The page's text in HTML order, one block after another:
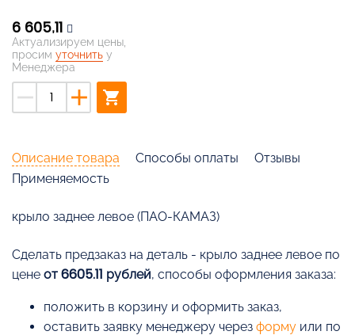
6 605,11
Актуализируем цены,
просим уточнить у
Менеджера
remove add shopping_cart
Описание товара Способы оплаты
Отзывы
Применяемость
крыло заднее левое (ПАО-КАМАЗ)
Cделать предзаказ на деталь - крыло заднее левое по
цене от 6605.11 рублей, способы оформления заказа:
положить в корзину и оформить заказ,
оставить заявку менеджеру через форму или по